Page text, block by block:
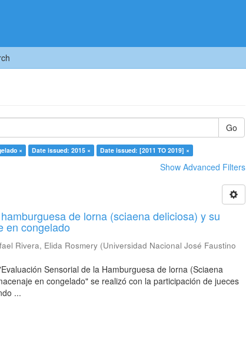
Go
× Date issued: 2015 × Date issued: [2011 TO 2019] ×
Show Advanced Filters
de lorna (sciaena deliciosa) y su
en congelado
Rivera, Elida Rosmery (Universidad Nacional José Faustino
Sensorial de la Hamburguesa de lorna (Sciaena
en congelado" se realizó con la participación de jueces
...